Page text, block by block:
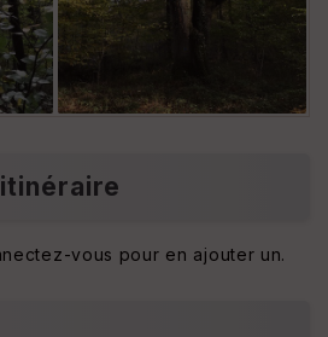
vous pour en ajouter un.